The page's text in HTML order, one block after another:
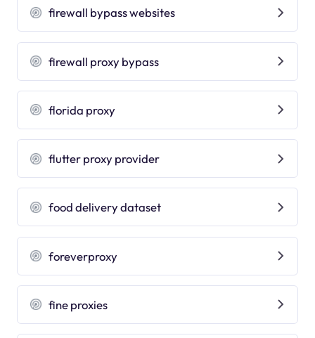
firewall bypass websites
firewall proxy bypass
florida proxy
flutter proxy provider
food delivery dataset
foreverproxy
fine proxies